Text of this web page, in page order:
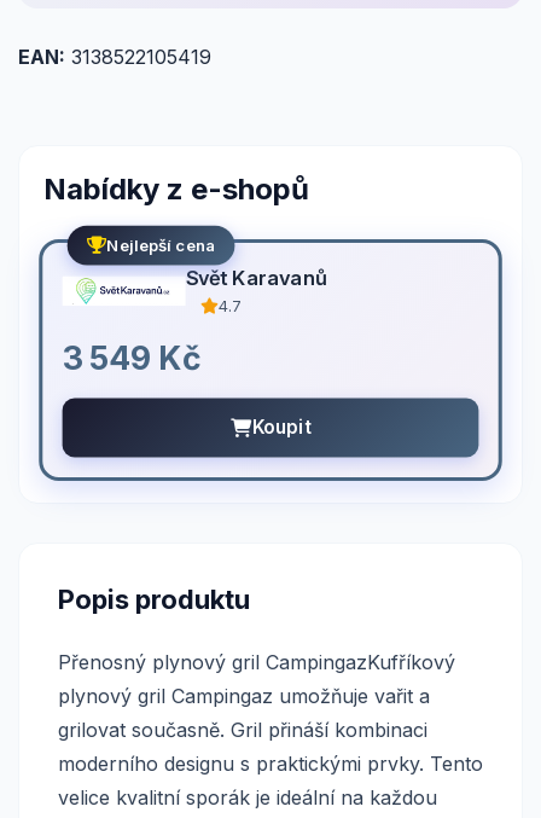
EAN: 3138522105419
Nabídky z e-shopů
Nejlepší cena
Svět Karavanů
4.7
3 549 Kč
Koupit
Popis produktu
Přenosný plynový gril CampingazKufříkový
plynový gril Campingaz umožňuje vařit a
grilovat současně. Gril přináší kombinaci
moderního designu s praktickými prvky. Tento
velice kvalitní sporák je ideální na každou